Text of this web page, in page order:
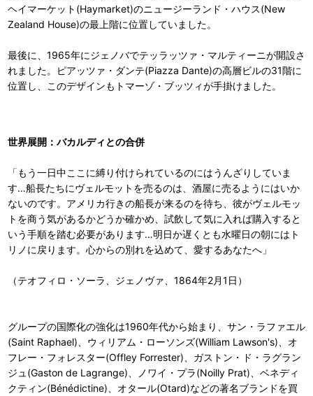
ヘイマーケット(Haymarket)のニュージーランド・ハウス(New
Zealand House)の最上階に位置していました。
最後に、1965年にジェノバでテッラッツァ・マルティーニが開設さ
れました。ピアッツァ・ダンテ(Piazza Dante)の高層ビルの31階に
位置し、このデザインもトマーゾ・ブッツィが手掛けました。
世界展開：バカルディとの合併
「もう一日中ここに縛り付けられているのにはうんざりしていま
す…船長たちにヴェルモットを売るのは、酒屋に売るようにはいか
ないのです。アメリカ行きの船長が来るのを待ち、彼がヴェルモッ
トを商う気があるかどうか確かめ、試飲して気に入れば購入すると
いう手順を踏む必要があります…明日か遅くとも水曜日の朝にはト
リノに戻ります。心からの別れを込めて、愛するあなたへ」
（テオフィロ・ソーラ、ジェノヴァ、1864年2月1日）
グループの国際化の強化は1960年代から始まり、サン・ラファエル
(Saint Raphael)、ウィリアム・ローソンズ(William Lawson's)、オ
フレー・フォレスター(Offley Forrester)、ガストン・ド・ラグラン
ジュ(Gaston de Lagrange)、ノワイ・プラ(Noilly Prat)、ベネディ
クティン(Bénédictine)、オタール(Otard)などの著名ブランドを買